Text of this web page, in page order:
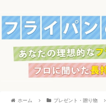
ホーム プレゼント・贈り物